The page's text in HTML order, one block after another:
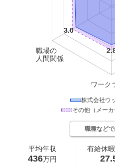
ワーク
職場の
人間関係
株式会社ウ
その他（メーカ
職種など
平均年収
436万円
有給休